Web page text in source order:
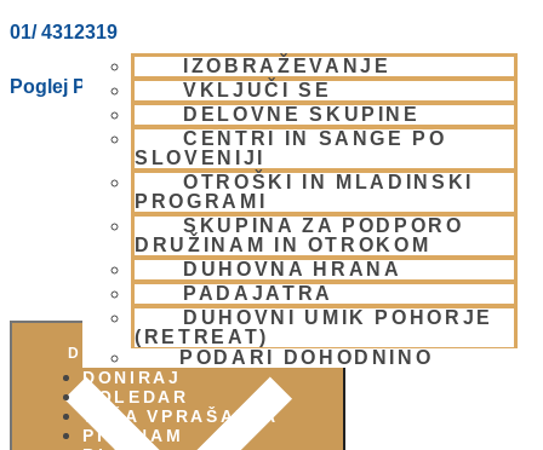
IZOBRAŽEVANJE
VKLJUČI SE
DELOVNE SKUPINE
CENTRI IN SANGE PO
SLOVENIJI
OTROŠKI IN MLADINSKI
PROGRAMI
SKUPINA ZA PODPORO
DRUŽINAM IN OTROKOM
DUHOVNA HRANA
PADAJATRA
DUHOVNI UMIK POHORJE
(RETREAT)
PODARI DOHODNINO
DONIRAJ
KOLEDAR
VAŠA VPRAŠANJA
PIŠI NAM
01/ 4312319
Poglej Prizorišče spletno stran
DODAJ V KOLEDAR